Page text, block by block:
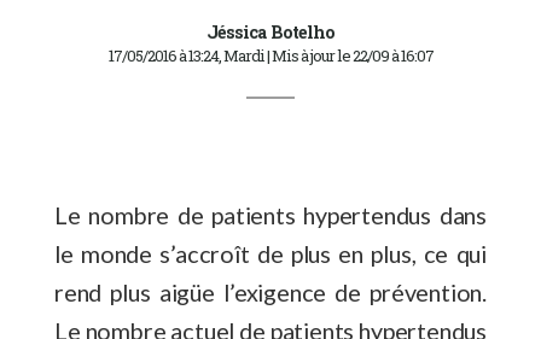
Jéssica Botelho
17/05/2016 à 13:24, Mardi | Mis à jour le 22/09 à 16:07
Le nombre de patients hypertendus dans
le monde s’accroît de plus en plus, ce qui
rend plus aigüe l’exigence de prévention.
Le nombre actuel de patients hypertendus